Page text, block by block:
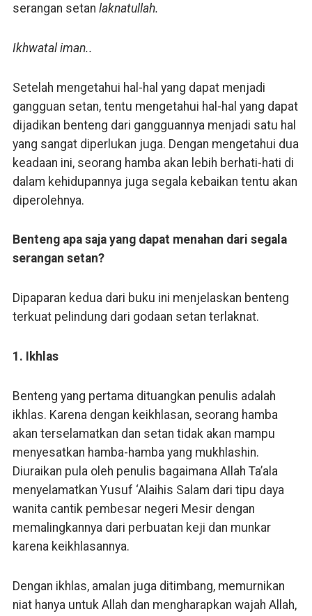
serangan setan laknatullah.
Ikhwatal iman..
Setelah mengetahui hal-hal yang dapat menjadi
gangguan setan, tentu mengetahui hal-hal yang dapat
dijadikan benteng dari gangguannya menjadi satu hal
yang sangat diperlukan juga. Dengan mengetahui dua
keadaan ini, seorang hamba akan lebih berhati-hati di
dalam kehidupannya juga segala kebaikan tentu akan
diperolehnya.
Benteng apa saja yang dapat menahan dari segala
serangan setan?
Dipaparan kedua dari buku ini menjelaskan benteng
terkuat pelindung dari godaan setan terlaknat.
1. Ikhlas
Benteng yang pertama dituangkan penulis adalah
ikhlas. Karena dengan keikhlasan, seorang hamba
akan terselamatkan dan setan tidak akan mampu
menyesatkan hamba-hamba yang mukhlashin.
Diuraikan pula oleh penulis bagaimana Allah Ta’ala
menyelamatkan Yusuf ‘Alaihis Salam dari tipu daya
wanita cantik pembesar negeri Mesir dengan
memalingkannya dari perbuatan keji dan munkar
karena keikhlasannya.
Dengan ikhlas, amalan juga ditimbang, memurnikan
niat hanya untuk Allah dan mengharapkan wajah Allah,